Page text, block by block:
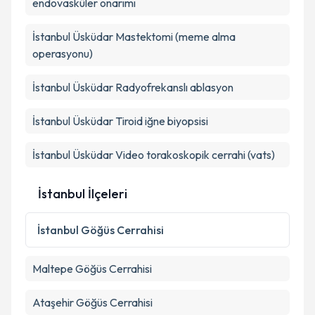
Metni
kapsamda işlenmesini kabul ediyorum.
endovasküler onarımı
İstanbul Üsküdar Mastektomi (meme alma
operasyonu)
İstanbul Üsküdar Radyofrekanslı ablasyon
İstanbul Üsküdar Tiroid iğne biyopsisi
İstanbul Üsküdar Video torakoskopik cerrahi (vats)
İstanbul İlçeleri
İstanbul Göğüs Cerrahisi
Maltepe Göğüs Cerrahisi
AtaşehirGöğüs Cerrahisi